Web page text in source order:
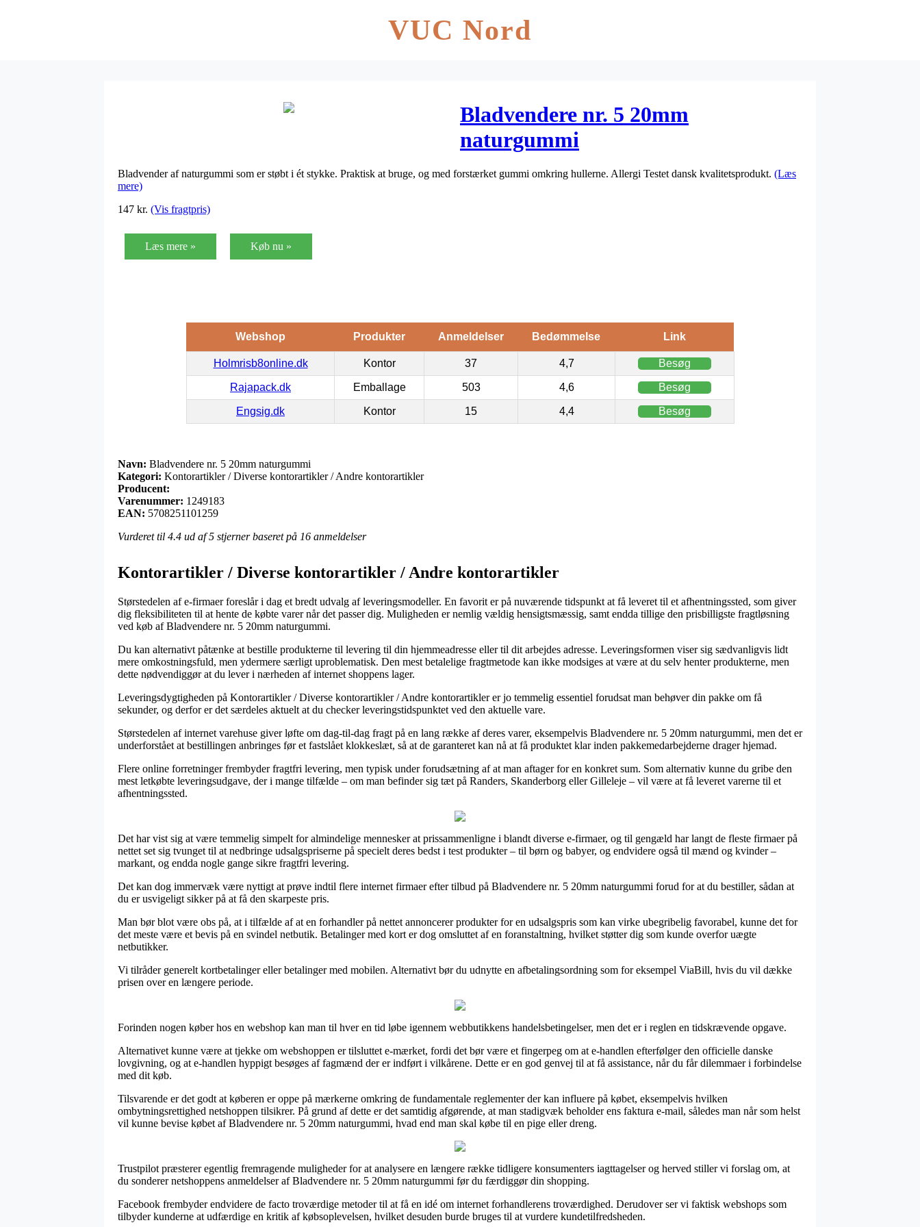
VUC Nord
Bladvendere nr. 5 20mm
naturgummi
Bladvender af naturgummi som er støbt i ét stykke. Praktisk at bruge, og med forstærket gummi omkring hullerne. Allergi Testet dansk kvalitetsprodukt. (Læs
mere)
147 kr. (Vis fragtpris)
Læs mere » Køb nu »
Webshop Produkter Anmeldelser Bedømmelse Link
Holmrisb8online.dk Kontor 37 4,7 Besøg
Rajapack.dk Emballage 503 4,6 Besøg
Engsig.dk Kontor 15 4,4 Besøg
Navn: Bladvendere nr. 5 20mm naturgummi
Kategori: Kontorartikler / Diverse kontorartikler / Andre kontorartikler
Producent:
Varenummer: 1249183
EAN: 5708251101259
Vurderet til 4.4 ud af 5 stjerner baseret på 16 anmeldelser
Kontorartikler / Diverse kontorartikler / Andre kontorartikler
Størstedelen af e-firmaer foreslår i dag et bredt udvalg af leveringsmodeller. En favorit er på nuværende tidspunkt at få leveret til et afhentningssted, som giver
dig fleksibiliteten til at hente de købte varer når det passer dig. Muligheden er nemlig vældig hensigtsmæssig, samt endda tillige den prisbilligste fragtløsning
ved køb af Bladvendere nr. 5 20mm naturgummi.
Du kan alternativt påtænke at bestille produkterne til levering til din hjemmeadresse eller til dit arbejdes adresse. Leveringsformen viser sig sædvanligvis lidt
mere omkostningsfuld, men ydermere særligt uproblematisk. Den mest betalelige fragtmetode kan ikke modsiges at være at du selv henter produkterne, men
dette nødvendiggør at du lever i nærheden af internet shoppens lager.
Leveringsdygtigheden på Kontorartikler / Diverse kontorartikler / Andre kontorartikler er jo temmelig essentiel forudsat man behøver din pakke om få
sekunder, og derfor er det særdeles aktuelt at du checker leveringstidspunktet ved den aktuelle vare.
Størstedelen af internet varehuse giver løfte om dag-til-dag fragt på en lang række af deres varer, eksempelvis Bladvendere nr. 5 20mm naturgummi, men det er
underforstået at bestillingen anbringes før et fastslået klokkeslæt, så at de garanteret kan nå at få produktet klar inden pakkemedarbejderne drager hjemad.
Flere online forretninger frembyder fragtfri levering, men typisk under forudsætning af at man aftager for en konkret sum. Som alternativ kunne du gribe den
mest letkøbte leveringsudgave, der i mange tilfælde – om man befinder sig tæt på Randers, Skanderborg eller Gilleleje – vil være at få leveret varerne til et
afhentningssted.
Det har vist sig at være temmelig simpelt for almindelige mennesker at prissammenligne i blandt diverse e-firmaer, og til gengæld har langt de fleste firmaer på
nettet set sig tvunget til at nedbringe udsalgspriserne på specielt deres bedst i test produkter – til børn og babyer, og endvidere også til mænd og kvinder –
markant, og endda nogle gange sikre fragtfri levering.
Det kan dog immervæk være nyttigt at prøve indtil flere internet firmaer efter tilbud på Bladvendere nr. 5 20mm naturgummi forud for at du bestiller, sådan at
du er usvigeligt sikker på at få den skarpeste pris.
Man bør blot være obs på, at i tilfælde af at en forhandler på nettet annoncerer produkter for en udsalgspris som kan virke ubegribelig favorabel, kunne det for
det meste være et bevis på en svindel netbutik. Betalinger med kort er dog omsluttet af en foranstaltning, hvilket støtter dig som kunde overfor uægte
netbutikker.
Vi tilråder generelt kortbetalinger eller betalinger med mobilen. Alternativt bør du udnytte en afbetalingsordning som for eksempel ViaBill, hvis du vil dække
prisen over en længere periode.
Forinden nogen køber hos en webshop kan man til hver en tid løbe igennem webbutikkens handelsbetingelser, men det er i reglen en tidskrævende opgave.
Alternativet kunne være at tjekke om webshoppen er tilsluttet e-mærket, fordi det bør være et fingerpeg om at e-handlen efterfølger den officielle danske
lovgivning, og at e-handlen hyppigt besøges af fagmænd der er indført i vilkårene. Dette er en god genvej til at få assistance, når du får dilemmaer i forbindelse
med dit køb.
Tilsvarende er det godt at køberen er oppe på mærkerne omkring de fundamentale reglementer der kan influere på købet, eksempelvis hvilken
ombytningsrettighed netshoppen tilsikrer. På grund af dette er det samtidig afgørende, at man stadigvæk beholder ens faktura e-mail, således man når som helst
vil kunne bevise købet af Bladvendere nr. 5 20mm naturgummi, hvad end man skal købe til en pige eller dreng.
Trustpilot præsterer egentlig fremragende muligheder for at analysere en længere række tidligere konsumenters iagttagelser og herved stiller vi forslag om, at
du sonderer netshoppens anmeldelser af Bladvendere nr. 5 20mm naturgummi før du færdiggør din shopping.
Facebook frembyder endvidere de facto troværdige metoder til at få en idé om internet forhandlerens troværdighed. Derudover ser vi faktisk webshops som
tilbyder kunderne at udfærdige en kritik af købsoplevelsen, hvilket desuden burde bruges til at vurdere kundetilfredsheden.